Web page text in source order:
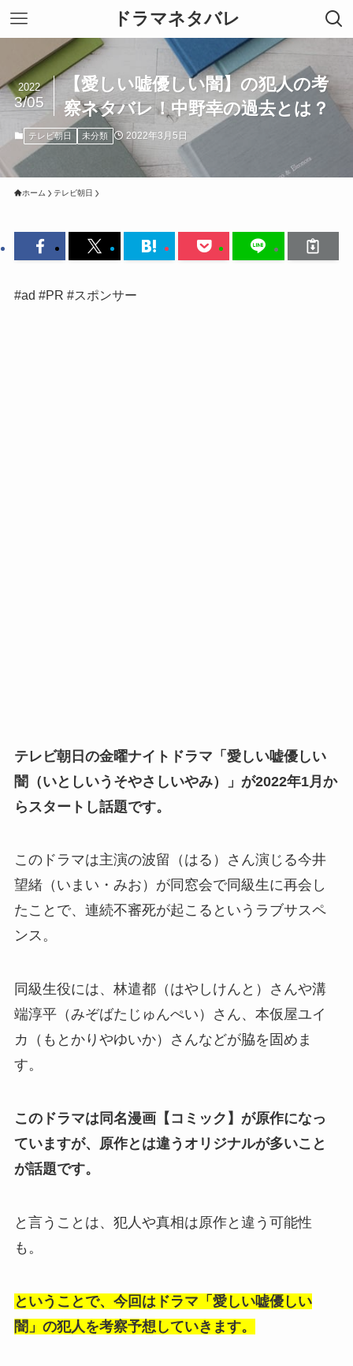
ドラマネタバレ
【愛しい嘘優しい闇】の犯人の考
察ネタバレ！中野幸の過去とは？
2022
3/05
テレビ朝日 未分類 2022年3月5日
ホーム テレビ朝日
#ad #PR #スポンサー
テレビ朝日の金曜ナイトドラマ「愛しい嘘優しい
闇（いとしいうそやさしいやみ）」が2022年1月か
らスタートし話題です。
このドラマは主演の波留（はる）さん演じる今井
望緒（いまい・みお）が同窓会で同級生に再会し
たことで、連続不審死が起こるというラブサスペ
ンス。
同級生役には、林遣都（はやしけんと）さんや溝
端淳平（みぞばたじゅんぺい）さん、本仮屋ユイ
カ（もとかりやゆいか）さんなどが脇を固めま
す。
このドラマは同名漫画【コミック】が原作になっ
ていますが、原作とは違うオリジナルが多いこと
が話題です。
と言うことは、犯人や真相は原作と違う可能性
も。
ということで、今回はドラマ「愛しい嘘優しい
闇」の犯人を考察予想していきます。